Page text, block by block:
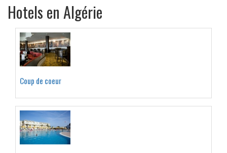
Hotels en Algérie
Coup de coeur